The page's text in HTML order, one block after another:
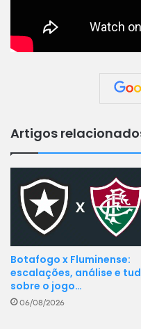
Artigos
Botafogo x Fluminense:
escalações, análise e
sobre o jogo…
06/08/2026